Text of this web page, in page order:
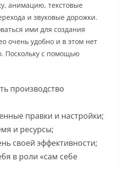
анимацию, текстовые
и звуковые дорожки.
ими для создания
очень удобно и в этом нет
Поскольку с помощью
производство
правки и настройки;
и ресурсы;
своей эффективности;
в роли «сам себе